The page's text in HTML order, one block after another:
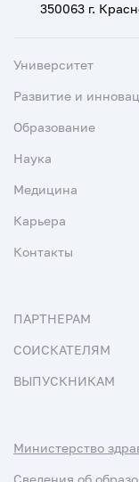
350063 г.
Университет
Развитие и
Образование
Наука
Медицина
Карьера
Контакты
ПАРТНЕРАМ
СОИСКАТЕЛЯМ
ВЫПУСКНИКАМ
Министерство
Сведения об